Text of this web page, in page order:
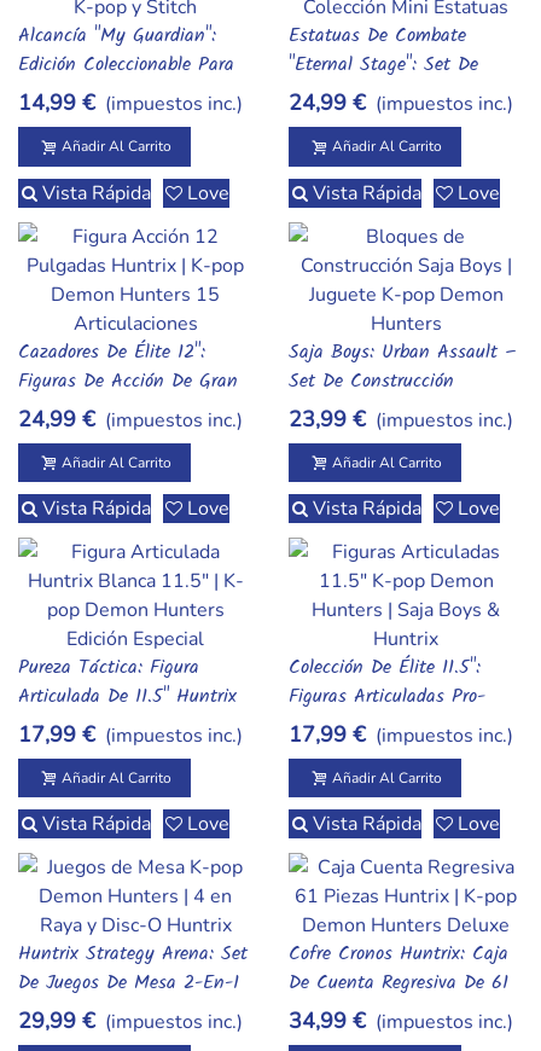
Añadir Al Carrito
Alcancía "My Guardian":
Edición Coleccionable Para
Niños – Variaciones:
Capibara Zen, K-Pop Demon
Hunters Y Stitch
14,99 € (impuestos inc.)
Añadir Al Carrito
Vista Rápida Love
Añadir Al Carrito
Estatuas De Combate
"Eternal Stage": Set De
Figuras Estáticas – K-Pop
Demon Hunters (Edición
Coleccionista)
24,99 € (impuestos inc.)
Añadir Al Carrito
Vista Rápida Love
Añadir Al Carrito
Cazadores De Élite 12":
Figuras De Acción De Gran
Escala (15 Articulaciones) –
Colección Huntrix & K-Pop
Demon Hunters
24,99 € (impuestos inc.)
Añadir Al Carrito
Vista Rápida Love
Añadir Al Carrito
Saja Boys: Urban Assault –
Set De Construcción
Modular De K-Pop Demon
Hunters
23,99 € (impuestos inc.)
Añadir Al Carrito
Vista Rápida Love
Añadir Al Carrito
Pureza Táctica: Figura
Articulada De 11.5" Huntrix
– White Guardian Edition
17,99 € (impuestos inc.)
Añadir Al Carrito
Vista Rápida Love
Añadir Al Carrito
Colección De Élite 11.5":
Figuras Articuladas Pro-
Series – K-Pop Demon
Hunters: Saja Boys &
Huntrix Units
17,99 € (impuestos inc.)
Añadir Al Carrito
Vista Rápida Love
Añadir Al Carrito
Huntrix Strategy Arena: Set
De Juegos De Mesa 2-En-1
(4 En Raya & Disc-O) – K-
Pop Demon Hunters
29,99 € (impuestos inc.)
Añadir Al Carrito
Cofre Cronos Huntrix: Caja
De Cuenta Regresiva De 61
Piezas - Edición Especial K-
Pop Demon Hunters
34,99 € (impuestos inc.)